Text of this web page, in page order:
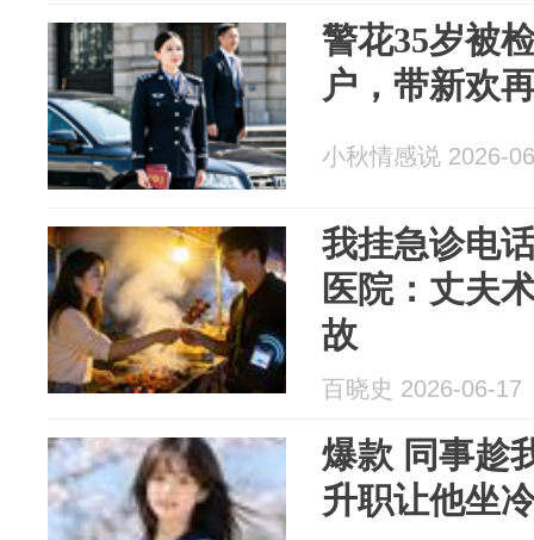
警花35岁被
户，带新欢
小秋情感说 2026-
我挂急诊电
医院：丈夫
故
百晓史 2026-06-17
爆款 同事趁
升职让他坐